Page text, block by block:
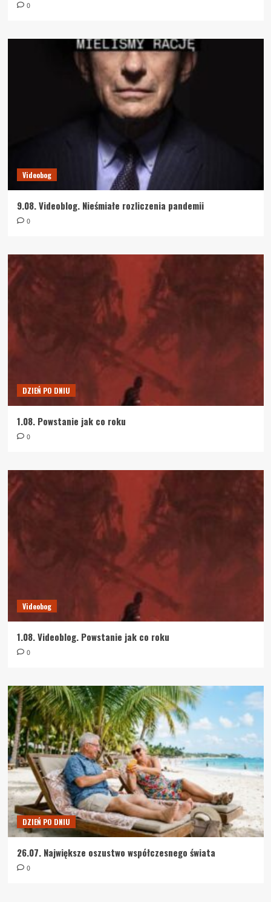
0
Videobog
9.08. Videoblog. Nieśmiałe rozliczenia pandemii
0
DZIEŃ PO DNIU
1.08. Powstanie jak co roku
0
Videobog
1.08. Videoblog. Powstanie jak co roku
0
DZIEŃ PO DNIU
26.07. Największe oszustwo współczesnego świata
0